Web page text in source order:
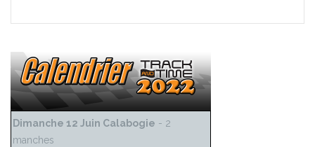
Dimanche 12 Juin Calabogie - 2
manches